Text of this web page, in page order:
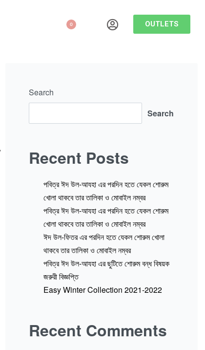
0 OUTLETS
Search
Search
Recent Posts
পবিত্র ঈদ উল-আযহা এর পরদিন হতে যেকল শোরুম
খোলা থাকবে তার তালিকা ও মোবাইল নম্বর
পবিত্র ঈদ উল-আযহা এর পরদিন হতে যেকল শোরুম
খোলা থাকবে তার তালিকা ও মোবাইল নম্বর
ঈদ উল-ফিতর এর পরদিন হতে যেকল শোরুম খোলা
থাকবে তার তালিকা ও মোবাইল নম্বর
পবিত্র ঈদ উল-আযহা এর ছুটিতে শোরুম বন্ধ বিষয়ক
জরুরী বিজ্ঞপ্তি
Easy Winter Collection 2021-2022
Recent Comments